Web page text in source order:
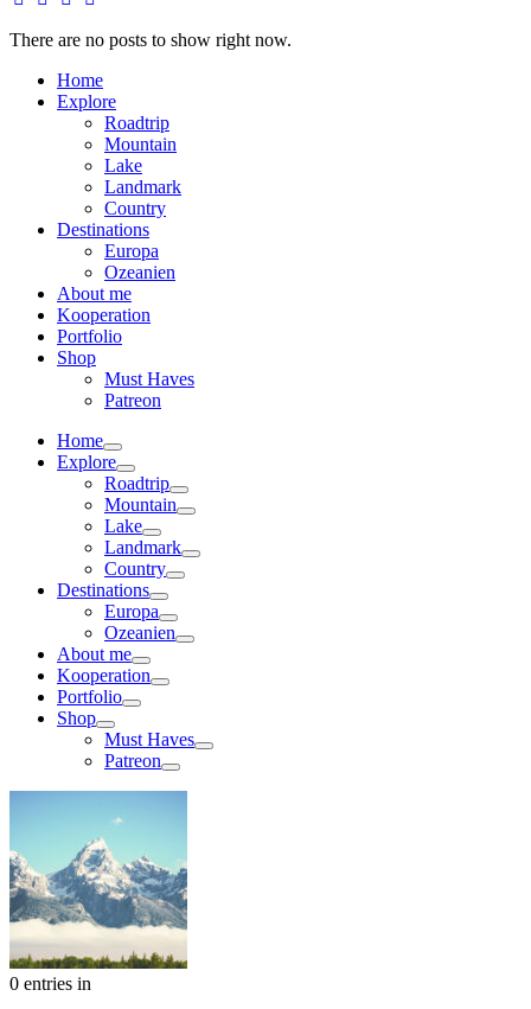
There are no posts to show right now.
Home
Explore
Roadtrip
Mountain
Lake
Landmark
Country
Destinations
Europa
Ozeanien
About me
Kooperation
Portfolio
Shop
Must Haves
Patreon
Home
Explore
Roadtrip
Mountain
Lake
Landmark
Country
Destinations
Europa
Ozeanien
About me
Kooperation
Portfolio
Shop
Must Haves
Patreon
0 entries in